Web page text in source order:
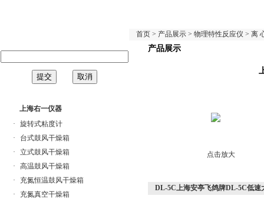
上海右一仪器
·
旋转式粘度计
·
台式鼓风干燥箱
·
立式鼓风干燥箱
·
高温鼓风干燥箱
·
充氮恒温鼓风干燥箱
·
充氮真空干燥箱
首页 > 产品展示 > 物理特性反应仪 > 离
产品展示
点击放大
DL-5C上海安亭飞鸽牌DL-5C低速